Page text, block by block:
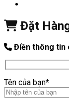
Đặt
Điền thông tin
Tên của bạn*